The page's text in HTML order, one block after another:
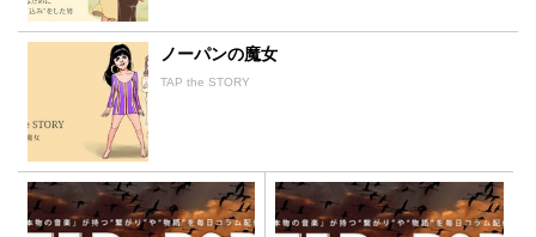
ノーパンの魔女
TAP the STORY